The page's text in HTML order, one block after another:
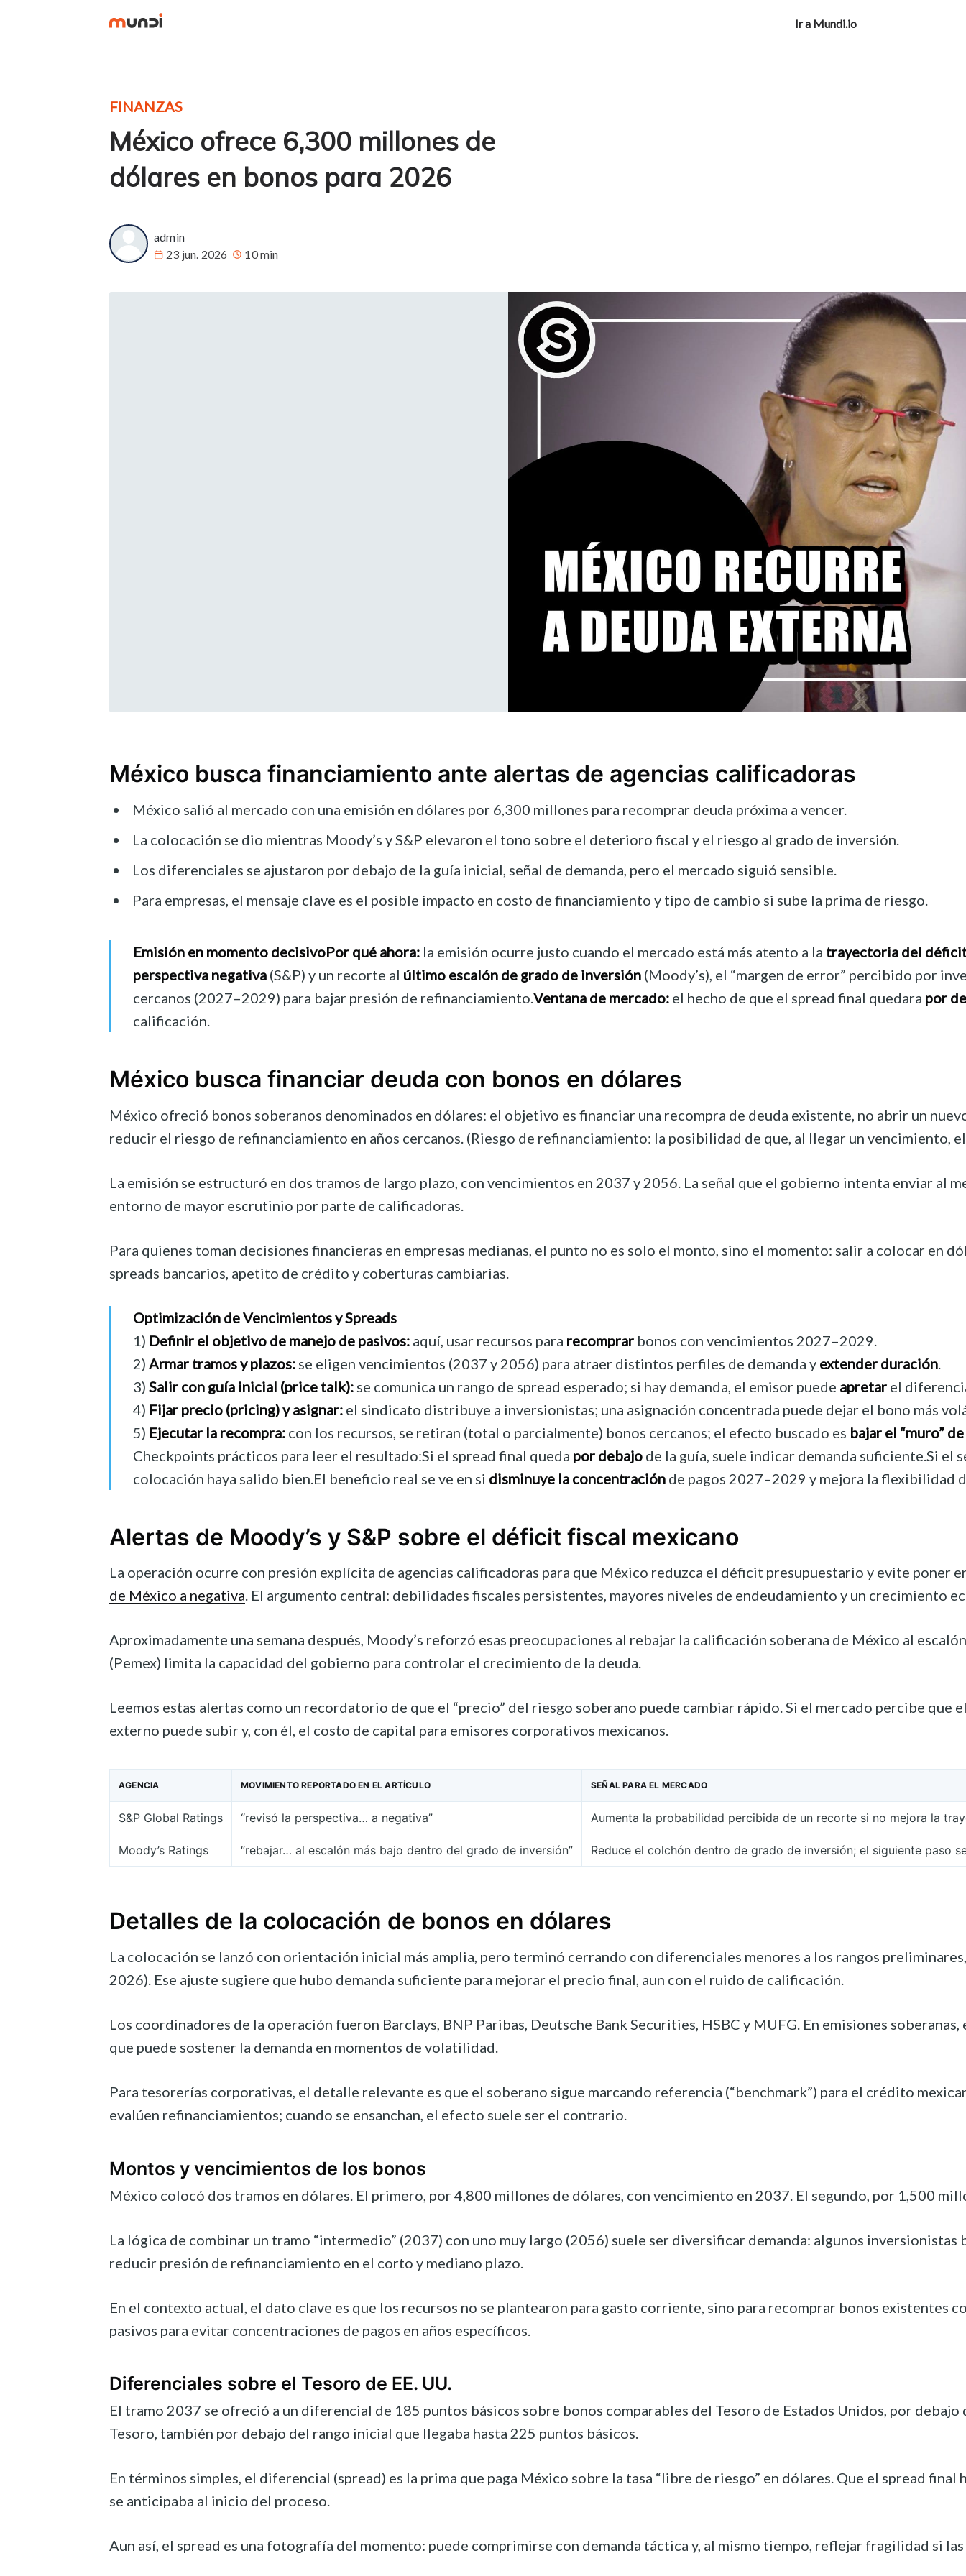
Ir a Mundi.io
FINANZAS
México ofrece 6,300 millones de
dólares en bonos para 2026
admin
23 jun. 2026
10 min
México busca financiamiento ante alertas de agencias calificadoras
México salió al mercado con una emisión en dólares por 6,300 millones para recomprar deuda próxima a vencer.
La colocación se dio mientras Moody’s y S&P elevaron el tono sobre el deterioro fiscal y el riesgo al grado de inversión.
Los diferenciales se ajustaron por debajo de la guía inicial, señal de demanda, pero el mercado siguió sensible.
Para empresas, el mensaje clave es el posible impacto en costo de financiamiento y tipo de cambio si sube la prima de riesgo.
Emisión en momento decisivoPor qué ahora: la emisión ocurre justo cuando el mercado está más atento a la trayectoria del
perspectiva negativa (S&P) y un recorte al último escalón de grado de inversión (Moody’s), el “margen de error” percibido por
cercanos (2027–2029) para bajar presión de refinanciamiento. Ventana de mercado: el hecho de que el spread final quedara por
calificación.
México busca financiar deuda con bonos en dólares
México ofreció bonos soberanos denominados en dólares: el objetivo es financiar una recompra de deuda existente, no abrir un
reducir el riesgo de refinanciamiento en años cercanos. (Riesgo de refinanciamiento: la posibilidad de que, al llegar un vencimiento,
La emisión se estructuró en dos tramos de largo plazo, con vencimientos en 2037 y 2056. La señal que el gobierno intenta enviar al
entorno de mayor escrutinio por parte de calificadoras.
Para quienes toman decisiones financieras en empresas medianas, el punto no es solo el monto, sino el momento: salir a colocar
spreads bancarios, apetito de crédito y coberturas cambiarias.
Optimización de Vencimientos y Spreads
1) Definir el objetivo de manejo de pasivos: aquí, usar recursos para recomprar bonos con vencimientos 2027–2029.
2) Armar tramos y plazos: se eligen vencimientos (2037 y 2056) para atraer distintos perfiles de demanda y extender duración
3) Salir con guía inicial (price talk): se comunica un rango de spread esperado; si hay demanda, el emisor puede apretar el
4) Fijar precio (pricing) y asignar: el sindicato distribuye a inversionistas; una asignación concentrada puede dejar el bono más
5) Ejecutar la recompra: con los recursos, se retiran (total o parcialmente) bonos cercanos; el efecto buscado es bajar el “muro”
Checkpoints prácticos para leer el resultado:Si el spread final queda por debajo de la guía, suele indicar demanda suficiente.Si el
colocación haya salido bien.El beneficio real se ve en si disminuye la concentración de pagos 2027–2029 y mejora la flexibilidad
Alertas de Moody’s y S&P sobre el déficit fiscal mexicano
La operación ocurre con presión explícita de agencias calificadoras para que México reduzca el déficit presupuestario y evite poner
de México a negativa. El argumento central: debilidades fiscales persistentes, mayores niveles de endeudamiento y un crecimiento
Aproximadamente una semana después, Moody’s reforzó esas preocupaciones al rebajar la calificación soberana de México al
(Pemex) limita la capacidad del gobierno para controlar el crecimiento de la deuda.
Leemos estas alertas como un recordatorio de que el “precio” del riesgo soberano puede cambiar rápido. Si el mercado percibe
externo puede subir y, con él, el costo de capital para emisores corporativos mexicanos.
AGENCIA MOVIMIENTO REPORTADO EN EL ARTÍCULO SEÑAL PARA EL MERCADO
S&P Global Ratings “revisó la perspectiva… a negativa” Aumenta la probabilidad percibida de un recorte si no mejora la
Moody’s Ratings “rebajar… al escalón más bajo dentro del grado de inversión” Reduce el colchón dentro de grado de inversión; el siguiente paso
Detalles de la colocación de bonos en dólares
La colocación se lanzó con orientación inicial más amplia, pero terminó cerrando con diferenciales menores a los rangos
2026). Ese ajuste sugiere que hubo demanda suficiente para mejorar el precio final, aun con el ruido de calificación.
Los coordinadores de la operación fueron Barclays, BNP Paribas, Deutsche Bank Securities, HSBC y MUFG. En emisiones
que puede sostener la demanda en momentos de volatilidad.
Para tesorerías corporativas, el detalle relevante es que el soberano sigue marcando referencia (“benchmark”) para el crédito
evalúen refinanciamientos; cuando se ensanchan, el efecto suele ser el contrario.
Montos y vencimientos de los bonos
México colocó dos tramos en dólares. El primero, por 4,800 millones de dólares, con vencimiento en 2037. El segundo, por 1,500
La lógica de combinar un tramo “intermedio” (2037) con uno muy largo (2056) suele ser diversificar demanda: algunos
reducir presión de refinanciamiento en el corto y mediano plazo.
En el contexto actual, el dato clave es que los recursos no se plantearon para gasto corriente, sino para recomprar bonos existentes
pasivos para evitar concentraciones de pagos en años específicos.
Diferenciales sobre el Tesoro de EE. UU.
El tramo 2037 se ofreció a un diferencial de 185 puntos básicos sobre bonos comparables del Tesoro de Estados Unidos, por
Tesoro, también por debajo del rango inicial que llegaba hasta 225 puntos básicos.
En términos simples, el diferencial (spread) es la prima que paga México sobre la tasa “libre de riesgo” en dólares. Que el spread
se anticipaba al inicio del proceso.
Aun así, el spread es una fotografía del momento: puede comprimirse con demanda táctica y, al mismo tiempo, reflejar fragilidad si